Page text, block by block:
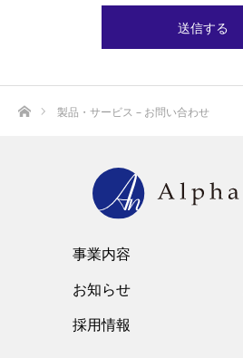
ホーム製品・サービス – お問い合わせ
事業内容
お知らせ
採用情報